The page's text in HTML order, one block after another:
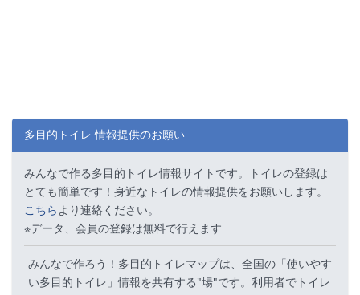
多目的トイレ 情報提供のお願い
みんなで作る多目的トイレ情報サイトです。トイレの登録は
とても簡単です！身近なトイレの情報提供をお願いします。
こちらより連絡ください。
※データ、会員の登録は無料で行えます
みんなで作ろう！多目的トイレマップは、全国の「使いやす
い多目的トイレ」情報を共有する"場"です。利用者でトイレ